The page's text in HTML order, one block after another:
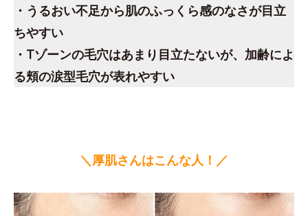
・うるおい不足から肌のふっくら感のなさが目立
ちやすい
・Tゾーンの毛穴はあまり目立たないが、加齢によ
る頬の涙型毛穴が表れやすい
＼厚肌さんはこんな人！／